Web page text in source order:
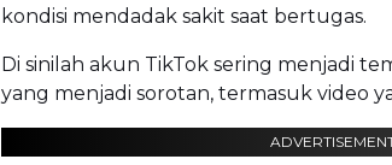
kondisi mendadak sakit saat bertugas.
Di sinilah akun TikTok sering menjadi
yang menjadi sorotan, termasuk video